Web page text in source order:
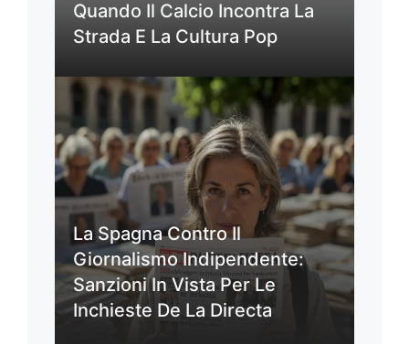
Quando Il Calcio Incontra La
Strada E La Cultura Pop
La Spagna Contro Il
Giornalismo Indipendente:
Sanzioni In Vista Per Le
Inchieste De La Directa